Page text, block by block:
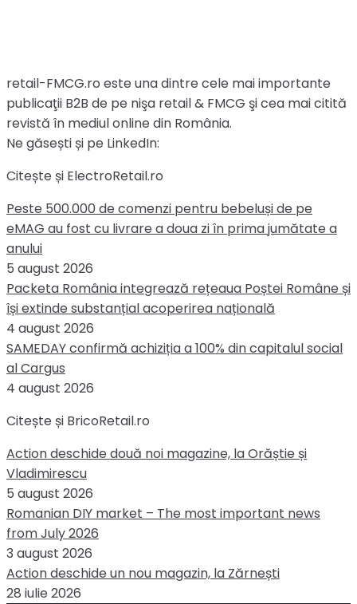
retail-FMCG.ro este una dintre cele mai importante
publicaţii B2B de pe nişa retail & FMCG şi cea mai citită
revistă în mediul online din România.
Ne găsești și pe LinkedIn:
Citește și ElectroRetail.ro
Peste 500.000 de comenzi pentru bebeluși de pe
eMAG au fost cu livrare a doua zi în prima jumătate a
anului
5 august 2026
Packeta România integrează rețeaua Poștei Române și
își extinde substanțial acoperirea națională
4 august 2026
SAMEDAY confirmă achiziția a 100% din capitalul social
al Cargus
4 august 2026
Citește și BricoRetail.ro
Action deschide două noi magazine, la Orăștie și
Vladimirescu
5 august 2026
Romanian DIY market – The most important news
from July 2026
3 august 2026
Action deschide un nou magazin, la Zărnești
28 iulie 2026